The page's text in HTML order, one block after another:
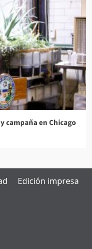
campaña en Chicago
Edición impresa